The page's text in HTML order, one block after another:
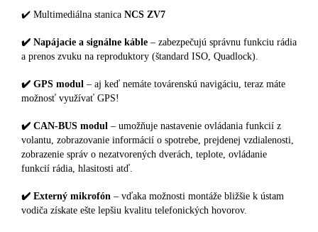
✔️ Multimediálna stanica NCS ZV7
✔️ Napájacie a signálne káble – zabezpečujú správnu funkciu rádia
a prenos zvuku na reproduktory (štandard ISO, Quadlock).
✔️ GPS modul – aj keď nemáte továrenskú navigáciu, teraz máte
možnosť využívať GPS!
✔️ CAN-BUS modul – umožňuje nastavenie ovládania funkcií z
volantu, zobrazovanie informácií o spotrebe, prejdenej vzdialenosti,
zobrazenie správ o nezatvorených dverách, teplote, ovládanie
funkcií rádia, hlasitosti atď.
✔️ Externý mikrofón – vďaka možnosti montáže bližšie k ústam
vodiča získate ešte lepšiu kvalitu telefonických hovorov.